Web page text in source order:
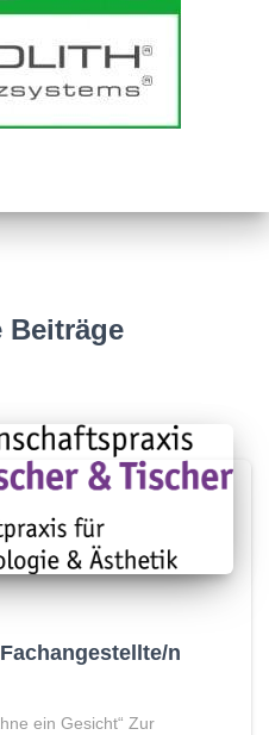
Beiträge
n
ein Gesicht“ Zur